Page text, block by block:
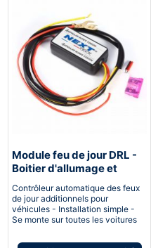
Module feu de jour DRL -
Boitier d'allumage et
extinction automatique
pour feux de jour Led
Contrôleur automatique des feux
de jour additionnels pour
véhicules - Installation simple -
Se monte sur toutes les voitures